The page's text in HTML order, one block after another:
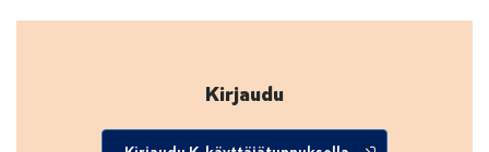
Kirjaudu